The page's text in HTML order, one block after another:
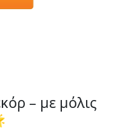
– με μόλις